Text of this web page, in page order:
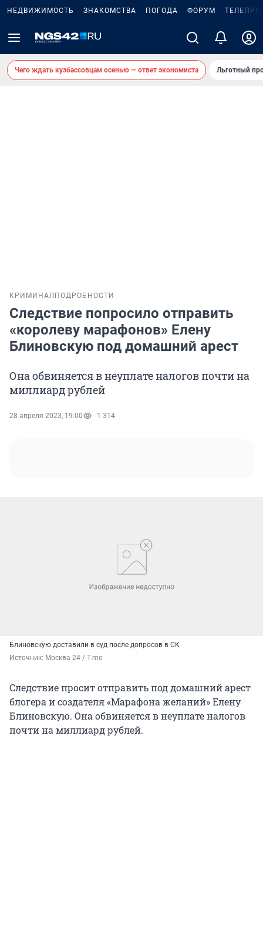
НЕДВИЖИМОСТЬ ЗНАКОМСТВА ПОГОДА ФОРУМ
Чего ждать кузбассовцам осенью — ответ экономиста Льготный
КРИМИНАЛ ПОДРОБНОСТИ
Следствие попросило отправить
«королеву марафонов» Елену
Блиновскую под домашний арест
Она обвиняется в неуплате налогов почти на
миллиард рублей
28 апреля 2023, 19:00 1 314
Блиновскую доставили в суд после допросов в СК
Источник: Москва 24 / T.me
Следствие просит отправить под домашний арест
блогера и создателя «Марафона желаний» Елену
Блиновскую. Она обвиняется в неуплате налогов
почти на миллиард рублей.